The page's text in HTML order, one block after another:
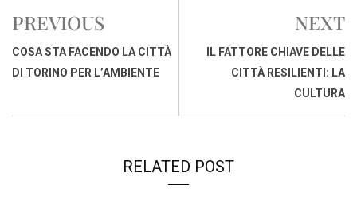
o
o
k
A
p
p
I
n
s
PREVIOUS
COSA STA FACENDO LA CITTÀ
DI TORINO PER L’AMBIENTE
NEXT
IL FATTORE CHIAVE DELLE
CITTÀ RESILIENTI: LA
CULTURA
RELATED POST